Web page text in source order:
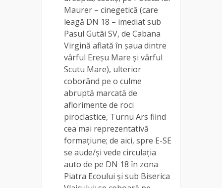
Maurer – cinegetică (care
leagă DN 18 – imediat sub
Pasul Gutâi SV, de Cabana
Virgină aflată în șaua dintre
vârful Ereșu Mare și vârful
Scutu Mare), ulterior
coborând pe o culme
abruptă marcată de
aflorimente de roci
piroclastice, Turnu Ars fiind
cea mai reprezentativă
formațiune; de aici, spre E-SE
se aude/și vede circulația
auto de pe DN 18 în zona
Piatra Ecoului și sub Biserica